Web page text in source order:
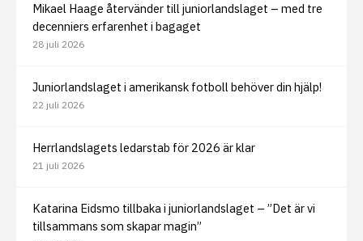
Mikael Haage återvänder till juniorlandslaget – med tre
decenniers erfarenhet i bagaget
28 juli 2026
Juniorlandslaget i amerikansk fotboll behöver din hjälp!
22 juli 2026
Herrlandslagets ledarstab för 2026 är klar
21 juli 2026
Katarina Eidsmo tillbaka i juniorlandslaget – ”Det är vi
tillsammans som skapar magin”